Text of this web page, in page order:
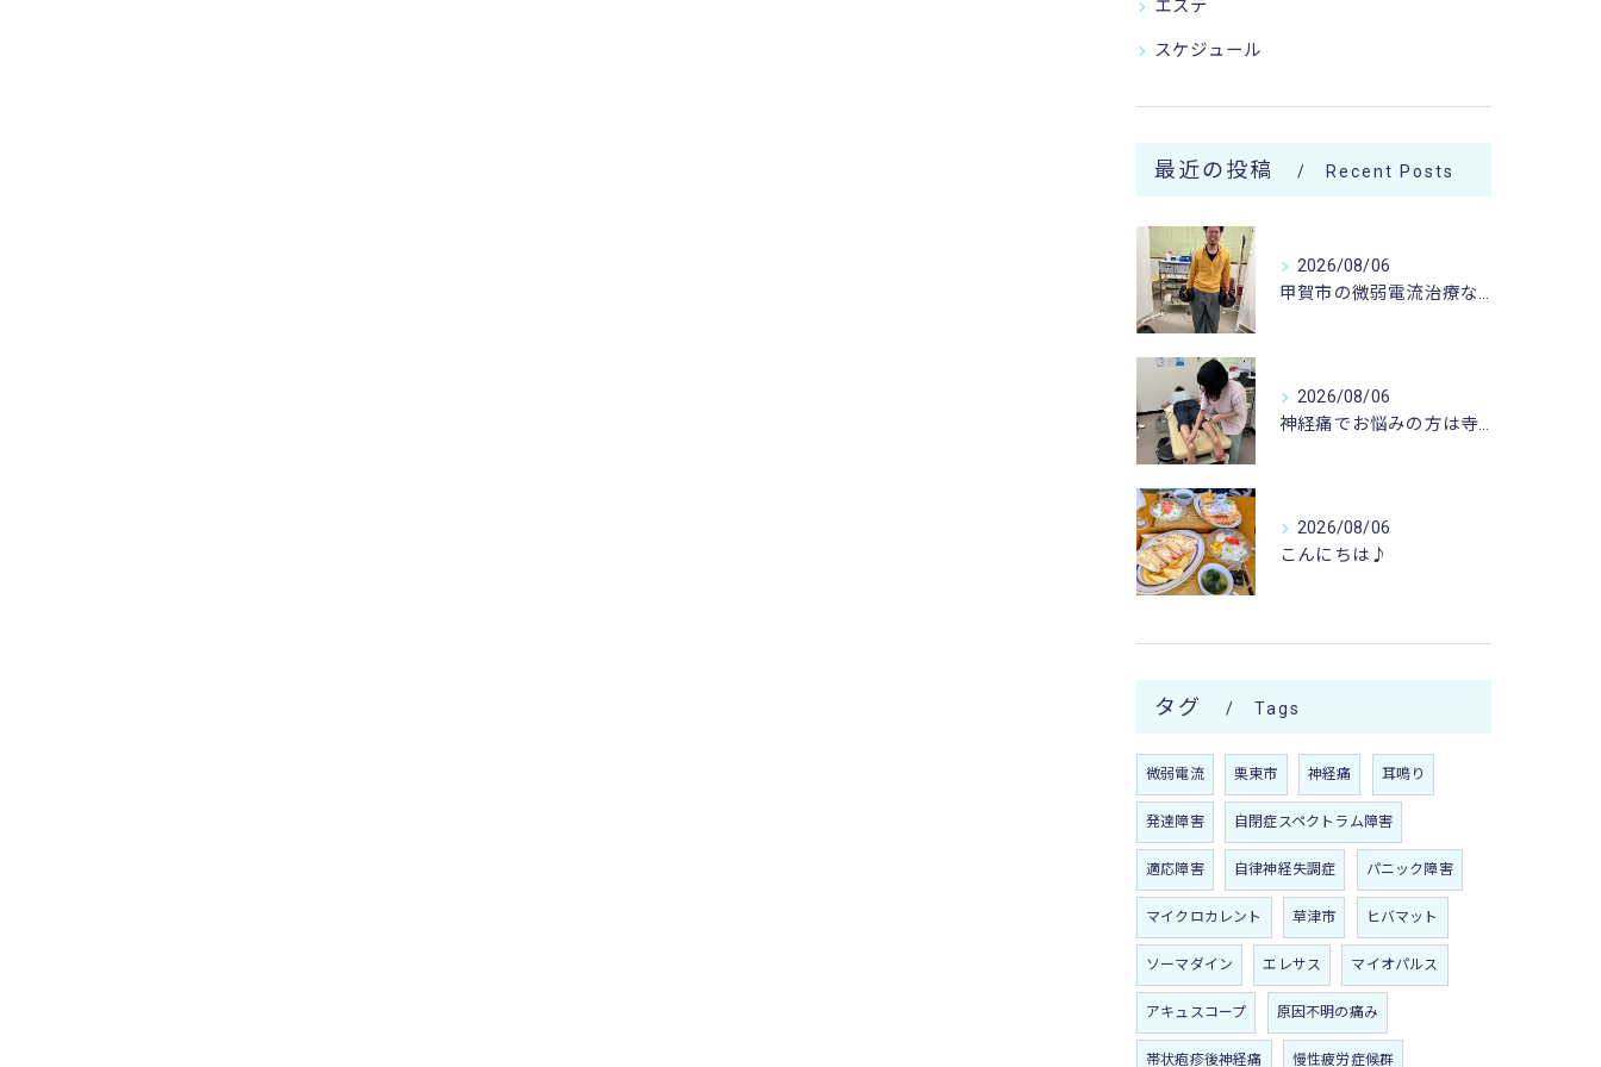
エステ
スケジュール
最近の投稿 Recent Posts
2026/08/06
甲賀市の微弱電流治療なら寺庄整骨院へ🚴🏻‍♂️
2026/08/06
神経痛でお悩みの方は寺庄整骨院へ💁🏻‍♂️🍀
2026/08/06
こんにちは♪
タグ Tags
微弱電流 栗東市 神経痛 耳鳴り
発達障害 自閉症スペクトラム障害
適応障害 自律神経失調症 パニック障害
マイクロカレント 草津市 ヒバマット
ソーマダイン エレサス マイオパルス
アキュスコープ 原因不明の痛み
帯状疱疹後神経痛 慢性疲労症候群